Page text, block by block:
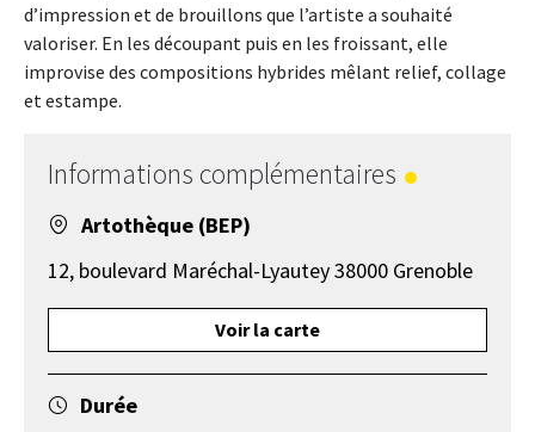
d’impression et de brouillons que l’artiste a souhaité
valoriser. En les découpant puis en les froissant, elle
improvise des compositions hybrides mêlant relief, collage
et estampe.
Informations complémentaires
Artothèque (BEP)
12, boulevard Maréchal-Lyautey 38000 Grenoble
Voir la carte
Durée